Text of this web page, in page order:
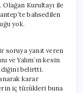
Olağan Kurultayı ile
bahsedilen
yok.
soruya yanıt veren
ve Yalım’ın kesin
belirtti.
karar
iç tüzükleri buna